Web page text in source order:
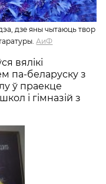
дзе яны чытаюць твор
АиФ
вялікі
па-беларуску з
ў праекце
і гімназій з